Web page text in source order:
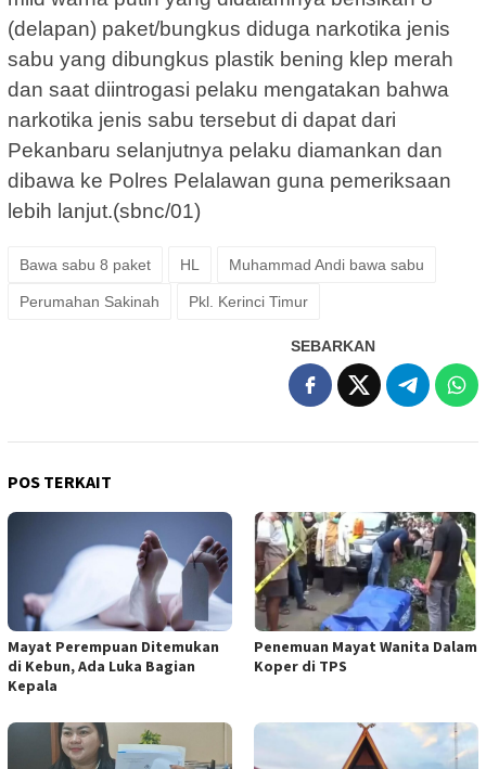
(delapan) paket/bungkus diduga narkotika jenis
sabu yang dibungkus plastik bening klep merah
dan saat diintrogasi pelaku mengatakan bahwa
narkotika jenis sabu tersebut di dapat dari
Pekanbaru selanjutnya pelaku diamankan dan
dibawa ke Polres Pelalawan guna pemeriksaan
lebih lanjut.(sbnc/01)
Bawa sabu 8 paket HL Muhammad Andi bawa sabu
Perumahan Sakinah Pkl. Kerinci Timur
SEBARKAN
POS TERKAIT
Mayat Perempuan Ditemukan
di Kebun, Ada Luka Bagian
Kepala
Penemuan Mayat Wanita Dalam
Koper di TPS